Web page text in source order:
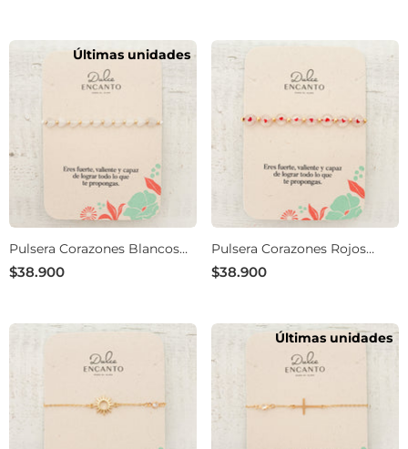
Últimas unidades
Pulsera Corazones Blancos
Hilo Blanco Ajustable
$38.900
Pulsera Corazones Rojos
Cristal Hilo Rojo Ajustable
$38.900
Últimas unidades